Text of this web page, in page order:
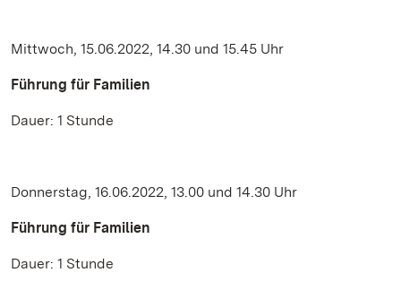
Mittwoch, 15.06.2022, 14.30 und 15.45 Uhr
Führung für Familien
Dauer: 1 Stunde
Donnerstag, 16.06.2022, 13.00 und 14.30 Uhr
Führung für Familien
Dauer: 1 Stunde